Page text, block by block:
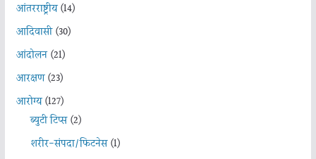
आंतरराष्ट्रीय(14)
आदिवासी(30)
आंदोलन(21)
आरक्षण(23)
आरोग्य(127)
ब्युटी टिप्स(2)
शरीर-संपदा/फिटनेस(1)